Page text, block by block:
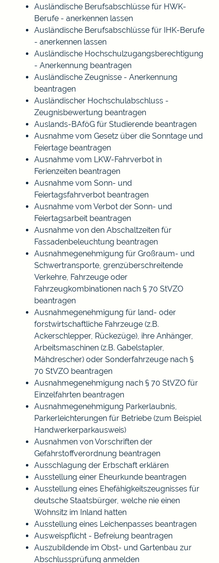
Ausländische Berufsabschlüsse für HWK-
Berufe - anerkennen lassen
Ausländische Berufsabschlüsse für IHK-Berufe
- anerkennen lassen
Ausländische Hochschulzugangsberechtigung
- Anerkennung beantragen
Ausländische Zeugnisse - Anerkennung
beantragen
Ausländischer Hochschulabschluss -
Zeugnisbewertung beantragen
Auslands-BAföG für Studierende beantragen
Ausnahme vom Gesetz über die Sonntage und
Feiertage beantragen
Ausnahme vom LKW-Fahrverbot in
Ferienzeiten beantragen
Ausnahme vom Sonn- und
Feiertagsfahrverbot beantragen
Ausnahme vom Verbot der Sonn- und
Feiertagsarbeit beantragen
Ausnahme von den Abschaltzeiten für
Fassadenbeleuchtung beantragen
Ausnahmegenehmigung für Großraum- und
Schwertransporte, grenzüberschreitende
Verkehre, Fahrzeuge oder
Fahrzeugkombinationen nach § 70 StVZO
beantragen
Ausnahmegenehmigung für land- oder
forstwirtschaftliche Fahrzeuge (z.B.
Ackerschlepper, Rückezüge), ihre Anhänger,
Arbeitsmaschinen (z.B. Gabelstapler,
Mähdrescher) oder Sonderfahrzeuge nach §
70 StVZO beantragen
Ausnahmegenehmigung nach § 70 StVZO für
Einzelfahrten beantragen
Ausnahmegenehmigung Parkerlaubnis,
Parkerleichterungen für Betriebe (zum Beispiel
Handwerkerparkausweis)
Ausnahmen von Vorschriften der
Gefahrstoffverordnung beantragen
Ausschlagung der Erbschaft erklären
Ausstellung einer Eheurkunde beantragen
Ausstellung eines Ehefähigkeitszeugnisses für
deutsche Staatsbürger, welche nie einen
Wohnsitz im Inland hatten
Ausstellung eines Leichenpasses beantragen
Ausweispflicht - Befreiung beantragen
Auszubildende im Obst- und Gartenbau zur
Abschlussprüfung anmelden